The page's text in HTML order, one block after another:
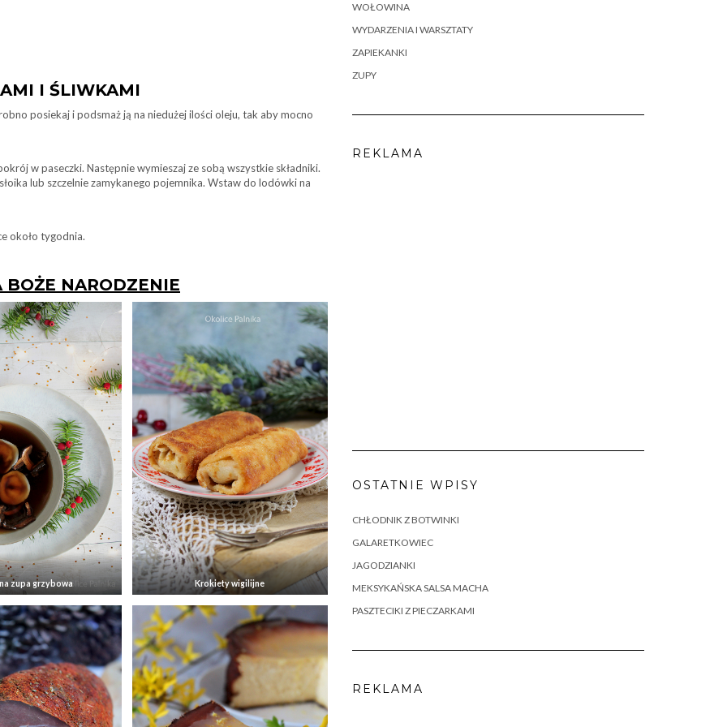
I ŚLIWKAMI
posiekaj i podsmaż ją na niedużej ilości oleju, tak aby mocno
w paseczki. Następnie wymieszaj ze sobą wszystkie składniki.
lub szczelnie zamykanego pojemnika. Wstaw do lodówki na
około tygodnia.
BOŻE NARODZENIE
zupa grzybowa Krokiety wigilijne
WOŁOWINA
WYDARZENIA I WARSZTATY
ZAPIEKANKI
ZUPY
REKLAMA
OSTATNIE WPISY
CHŁODNIK Z BOTWINKI
GALARETKOWIEC
JAGODZIANKI
MEKSYKAŃSKA SALSA MACHA
PASZTECIKI Z PIECZARKAMI
REKLAMA